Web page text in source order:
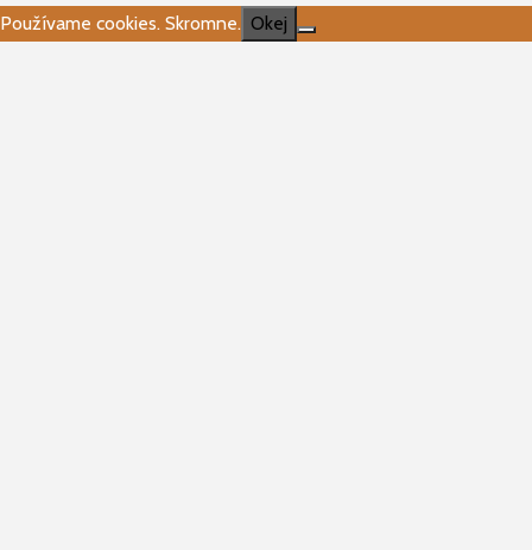
Používame cookies. Skromne. Okej